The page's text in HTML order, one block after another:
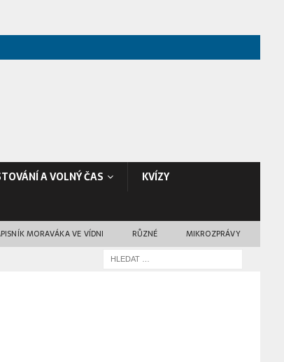
A VOLNÝ ČAS
KVÍZY
MORAVÁKA VE VÍDNI RŮZNÉ MIKROZPRÁVY